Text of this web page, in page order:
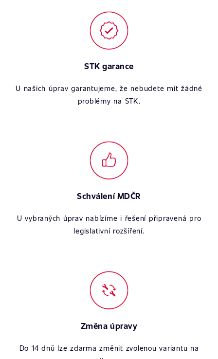
STK garance
U našich úprav garantujeme, že nebudete mít žádné
problémy na STK.
Schválení MDČR
U vybraných úprav nabízíme i řešení připravená pro
legislativní rozšíření.
Změna úpravy
Do 14 dnů lze zdarma změnit zvolenou variantu na